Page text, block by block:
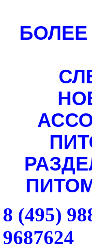
БОЛЕЕ
8 (495)
9687624